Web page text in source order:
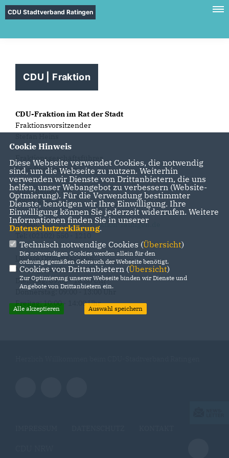
CDU Stadtverband Ratingen
CDU | Fraktion
CDU-Fraktion im Rat der Stadt
Fraktionsvorsitzender
Fraktionsgeschäftsführer
Leon Puttkammer
Minoritenstr. 2-6
40878 Ratingen
E-Mail:fraktion@cdu-fraktion-ratingen.de
Unsere Öffnungszeiten:
Montag: 15:00 - 18:00 Uhr
Dienstag: 09:00 - 16:00 Uhr
Donnerstag: 09:00 - 13:00 Uhr
Freitag: 10:00 - 14:00 Uhr
Cookie Hinweis
Diese Webseite verwendet Cookies, die notwendig
sind, um die Webseite zu nutzen. Weiterhin
verwenden wir Dienste von Drittanbietern, die uns
helfen, unser Webangebot zu verbessern (Website-
Optmierung). Für die Verwendung bestimmter
Dienste, benötigen wir Ihre Einwilligung. Ihre
Einwilligung können Sie jederzeit widerrufen. Weitere
Informationen finden Sie in unserer
Datenschutzerklärung.
Technisch notwendige Cookies (Übersicht)
Die notwendigen Cookies werden allein für den
ordnungsgemäßen Gebrauch der Webseite benötigt.
Cookies von Drittanbietern (Übersicht)
Zur Optimierung unserer Webseite binden wir Dienste und
Angebote von Drittanbietern ein.
Alle akzeptieren Auswahl speichern